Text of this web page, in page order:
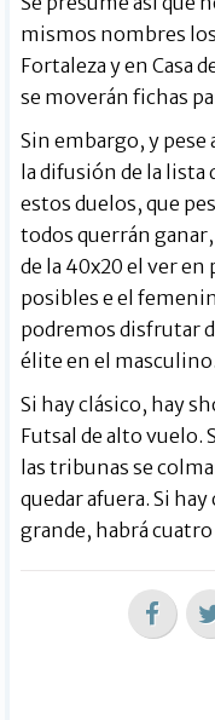
mismos nombres
Fortaleza y en Casa
se moverán fichas
Sin embargo, y
la difusión de la
estos duelos, que
todos querrán
de la 40x20 el ver
posibles e el
podremos disfrutar
élite en el masculino.
Si hay clásico, hay
Futsal de alto vuelo.
las tribunas se
quedar afuera. Si
grande, habrá cuatro